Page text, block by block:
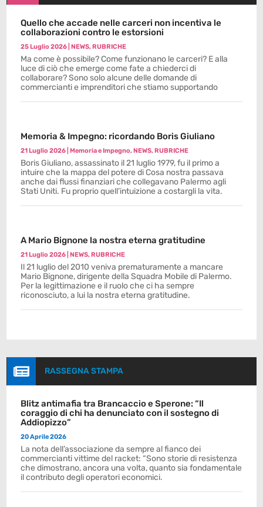
Quello che accade nelle carceri non incentiva le
collaborazioni contro le estorsioni
25 Luglio 2026 |NEWS,RUBRICHE
Ma come è possibile? Come funzionano le carceri? E alla
luce di ciò che emerge come fate a chiederci di
collaborare? Sono solo alcune delle domande di
commercianti e imprenditori che stiamo supportando
Memoria & Impegno: ricordando Boris Giuliano
21 Luglio 2026 |Memoria e Impegno,NEWS,RUBRICHE
Boris Giuliano, assassinato il 21 luglio 1979, fu il primo a
intuire che la mappa del potere di Cosa nostra passava
anche dai flussi finanziari che collegavano Palermo agli
Stati Uniti. Fu proprio quell’intuizione a costargli la vita.
A Mario Bignone la nostra eterna gratitudine
21 Luglio 2026 |NEWS,RUBRICHE
Il 21 luglio del 2010 veniva prematuramente a mancare
Mario Bignone, dirigente della Squadra Mobile di Palermo.
Per la legittimazione e il ruolo che ci ha sempre
riconosciuto, a lui la nostra eterna gratitudine.
 RASSEGNA STAMPA
Blitz antimafia tra Brancaccio e Sperone: “Il
coraggio di chi ha denunciato con il sostegno di
Addiopizzo”
20 Aprile 2026
La nota dell’associazione da sempre al fianco dei
commercianti vittime del racket: “Sono storie di resistenza
che dimostrano, ancora una volta, quanto sia fondamentale
il contributo degli operatori economici.